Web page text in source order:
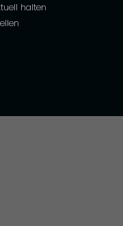
halten